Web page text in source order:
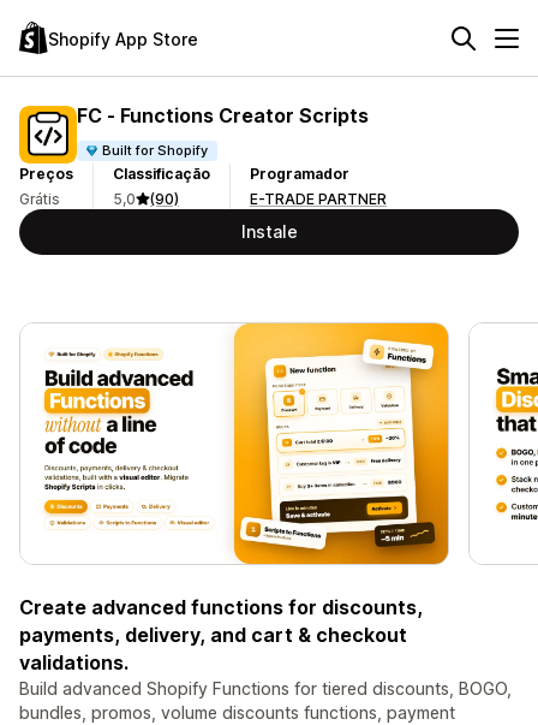
Shopify App Store
FC ‑ Functions Creator Scripts
Built for Shopify
Preços
Grátis
Classificação
5,0
(90)
Programador
E-TRADE PARTNER
Instale
Create advanced functions for discounts,
payments, delivery, and cart & checkout
validations.
Build advanced Shopify Functions for tiered discounts, BOGO,
bundles, promos, volume discounts functions, payment